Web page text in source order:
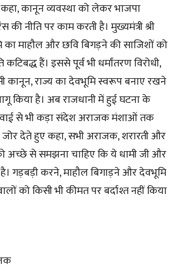
कानून व्यवस्था को लेकर भाजपा
की नीति पर काम करती है। मुख्यमंत्री श्री
का माहौल और छवि बिगड़ने की साजिशों को
हैं। इससे पूर्व भी धर्मांतरण विरोधी,
कानून, राज्य का देवभूमि स्वरूप बनाए रखने
किया है। अब राजधानी में हुई घटना के
से भी कड़ा संदेश अराजक मंशाओं तक
जोर देते हुए कहा, सभी अराजक, शरारती और
अच्छे से समझना चाहिए कि ये धामी जी और
गड़बड़ी करने, माहौल बिगाड़ने और देवभूमि
को किसी भी कीमत पर बर्दाश्त नहीं किया